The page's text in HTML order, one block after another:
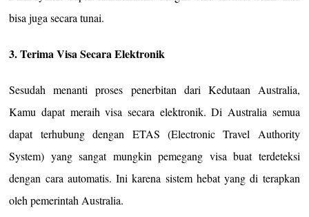
bisa juga secara tunai.
3. Terima Visa Secara Elektronik
Sesudah menanti proses penerbitan dari Kedutaan Australia,
Kamu dapat meraih visa secara elektronik. Di Australia semua
dapat terhubung dengan ETAS (Electronic Travel Authority
System) yang sangat mungkin pemegang visa buat terdeteksi
dengan cara automatis. Ini karena sistem hebat yang di terapkan
oleh pemerintah Australia.